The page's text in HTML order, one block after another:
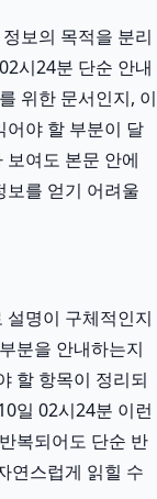
보의 목적을 분리
시24분 단순 안내
위한 문서인지, 이
어야 할 부분이 달
여도 본문 안에
보를 얻기 어려울
명이 구체적인지
분을 안내하는지
할 항목이 정리되
일 02시24분 이런
복되어도 단순 반
연스럽게 읽힐 수